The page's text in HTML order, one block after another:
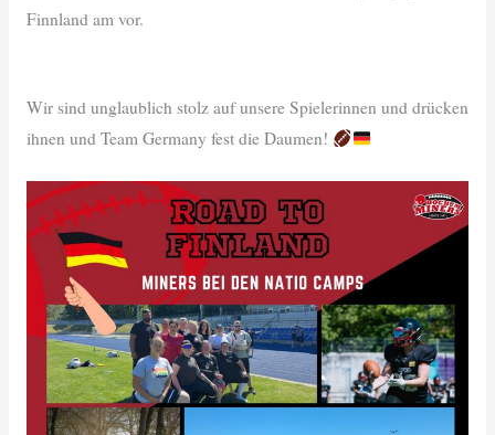
Finnland am vor.
Wir sind unglaublich stolz auf unsere Spielerinnen und drücken
ihnen und Team Germany fest die Daumen!